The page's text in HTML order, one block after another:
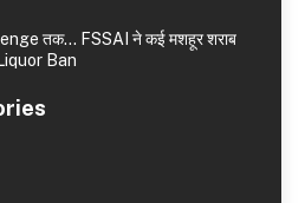
तक… FSSAI ने कई मशहूर शराब
Ban